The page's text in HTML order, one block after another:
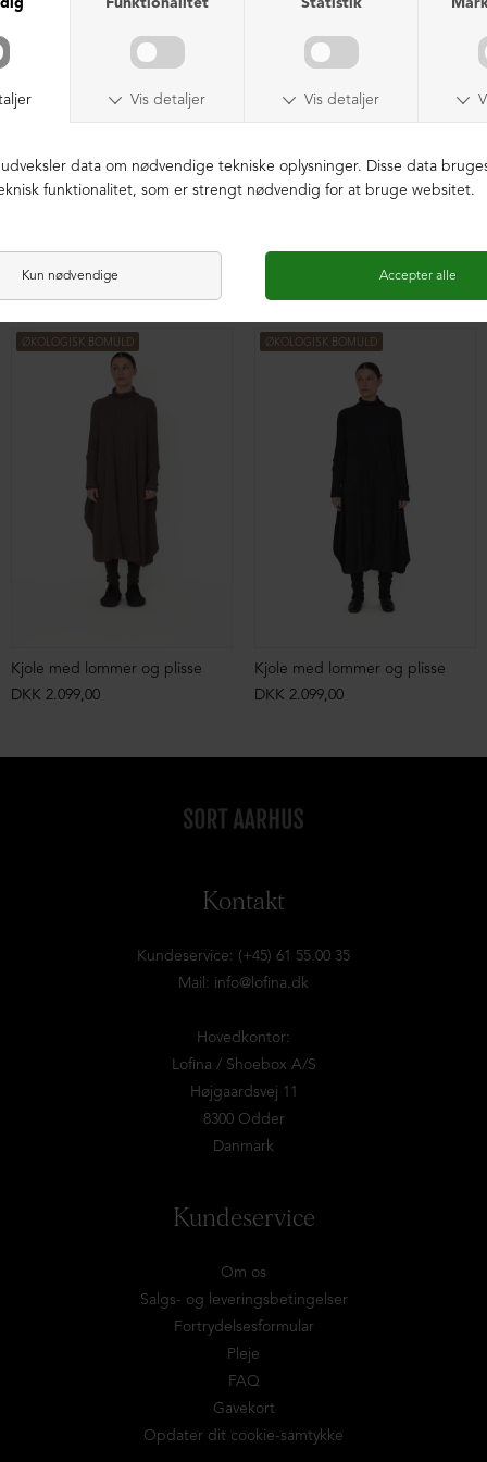
DKK 2.099,00
DKK 2.099,00
ØKOLOGISK BOMULD
Kjole med lommer og plisse
DKK 2.099,00
ØKOLOGISK BOMULD
Kjole med lommer og plisse
DKK 2.099,00
Kontakt
Kundeservice: (+45) 61 55 00 35
Mail: info@lofina.dk
Hovedkontor:
Lofina / Shoebox A/S
Højgaardsvej 11
8300 Odder
Danmark
Kundeservice
Om os
Salgs- og leveringsbetingelser
Fortrydelsesformular
Pleje
FAQ
Gavekort
Opdater dit cookie-samtykke